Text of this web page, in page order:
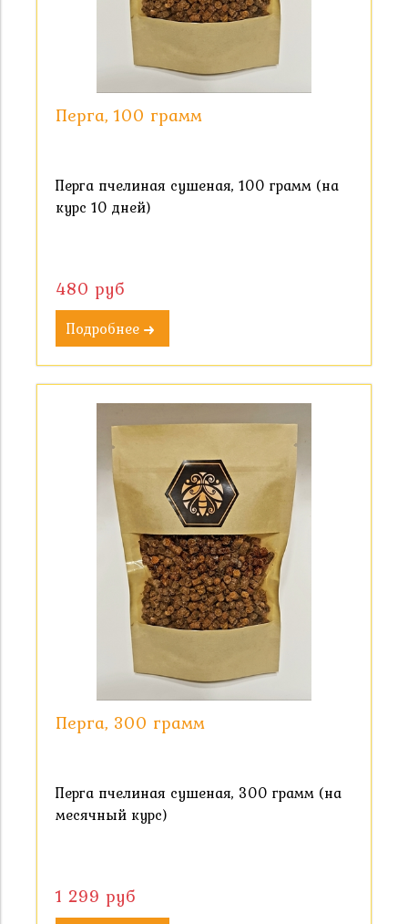
Перга, 100 грамм
Перга пчелиная сушеная, 100 грамм (на
курс 10 дней)
480 руб
Подробнее
Перга, 300 грамм
Перга пчелиная сушеная, 300 грамм (на
месячный курс)
1 299 руб